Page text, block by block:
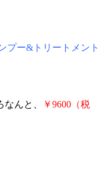
プー&トリートメント
んと、
￥9600（税